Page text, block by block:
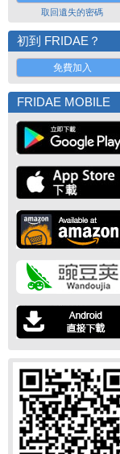
取回遺失的密碼
初到 FRIDAE？
免費加入
FRIDAE MOBILE